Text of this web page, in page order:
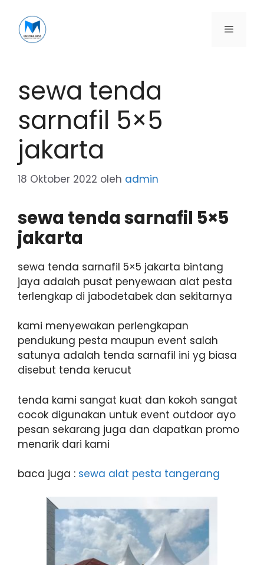
sewa tenda
sarnafil 5×5
jakarta
18 Oktober 2022 oleh admin
sewa tenda sarnafil 5×5
jakarta
sewa tenda sarnafil 5×5 jakarta bintang
jaya adalah pusat penyewaan alat pesta
terlengkap di jabodetabek dan sekitarnya
kami menyewakan perlengkapan
pendukung pesta maupun event salah
satunya adalah tenda sarnafil ini yg biasa
disebut tenda kerucut
tenda kami sangat kuat dan kokoh sangat
cocok digunakan untuk event outdoor ayo
pesan sekarang juga dan dapatkan promo
menarik dari kami
baca juga : sewa alat pesta tangerang